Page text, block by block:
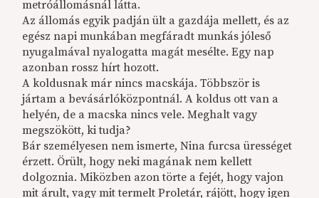
metróállomásnál látta.
Az állomás egyik padján ült a gazdája mellett, és az
egész napi munkában megfáradt munkás jóleső
nyugalmával nyalogatta magát mesélte. Egy nap
azonban rossz hírt hozott.
A koldusnak már nincs macskája. Többször is
jártam a bevásárlóközpontnál. A koldus ott van a
helyén, de a macska nincs vele. Meghalt vagy
megszökött, ki tudja?
Bár személyesen nem ismerte, Nina furcsa ürességet
érzett. Örült, hogy neki magának nem kellett
dolgoznia. Miközben azon törte a fejét, hogy vajon
mit árult, vagy mit termelt Proletár, rájött, hogy igen